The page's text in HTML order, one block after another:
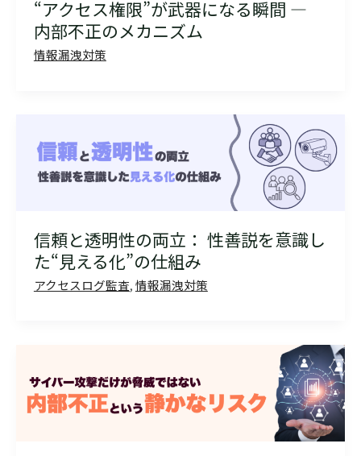
“アクセス権限”が武器になる瞬間 ―
内部不正のメカニズム
情報漏洩対策
信頼と透明性の両立： 性善説を意識し
た“見える化”の仕組み
アクセスログ監査,情報漏洩対策